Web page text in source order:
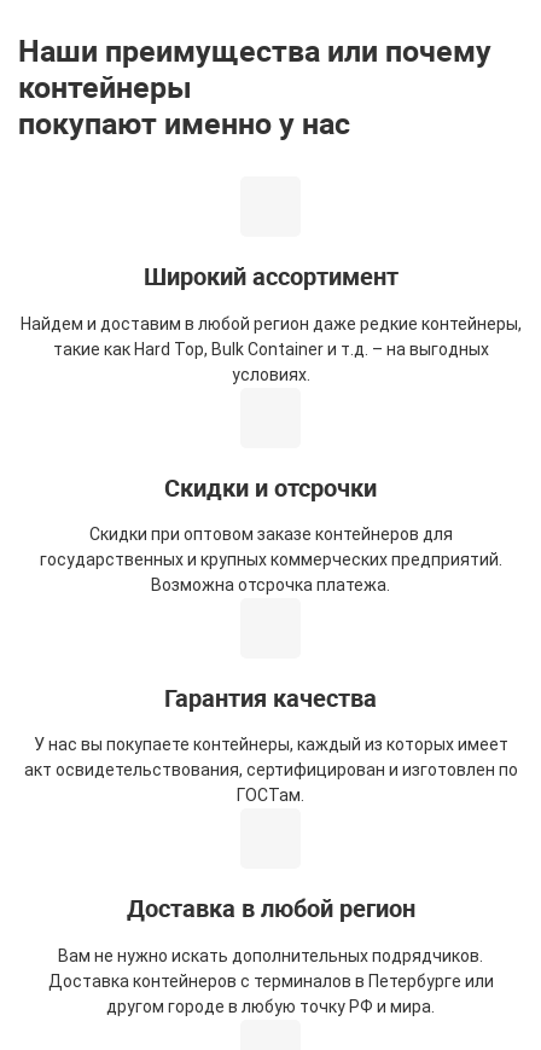
Наши преимущества или почему
контейнеры
покупают именно у нас
Широкий ассортимент
Найдем и доставим в любой регион даже редкие контейнеры,
такие как Hard Top, Bulk Container и т.д. – на выгодных
условиях.
Скидки и отсрочки
Скидки при оптовом заказе контейнеров для
государственных и крупных коммерческих предприятий.
Возможна отсрочка платежа.
Гарантия качества
У нас вы покупаете контейнеры, каждый из которых имеет
акт освидетельствования, сертифицирован и изготовлен по
ГОСТам.
Доставка в любой регион
Вам не нужно искать дополнительных подрядчиков.
Доставка контейнеров с терминалов в Петербурге или
другом городе в любую точку РФ и мира.